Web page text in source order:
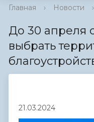
Главная › Новости ›
До 30 апреля
выбрать
21.03.2024